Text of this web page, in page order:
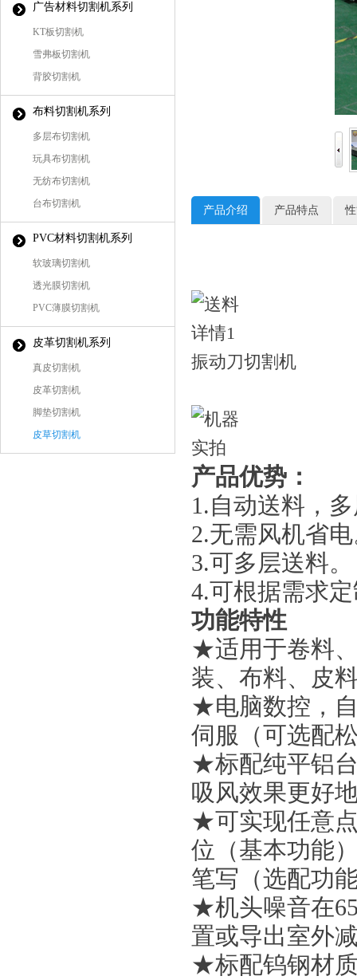
广告材料切割机系列
KT板切割机
雪弗板切割机
背胶切割机
布料切割机系列
多层布切割机
玩具布切割机
无纺布切割机
台布切割机
PVC材料切割机系列
软玻璃切割机
透光膜切割机
PVC薄膜切割机
皮革切割机系列
真皮切割机
皮革切割机
脚垫切割机
皮草切割机
产品介绍 产品特点
振动刀切割机
产品优势：
1.自动送料，
2.无需风机省
3.可多层送料。
4.可根据需求
功能特性
★适用于卷料
装、布料、皮
★电脑数控，
伺服（可选配
★标配纯平铝
吸风效果更好
★可实现任意
位（基本功能
笔写（选配功
★机头噪音在
置或导出室外
★标配钨钢材